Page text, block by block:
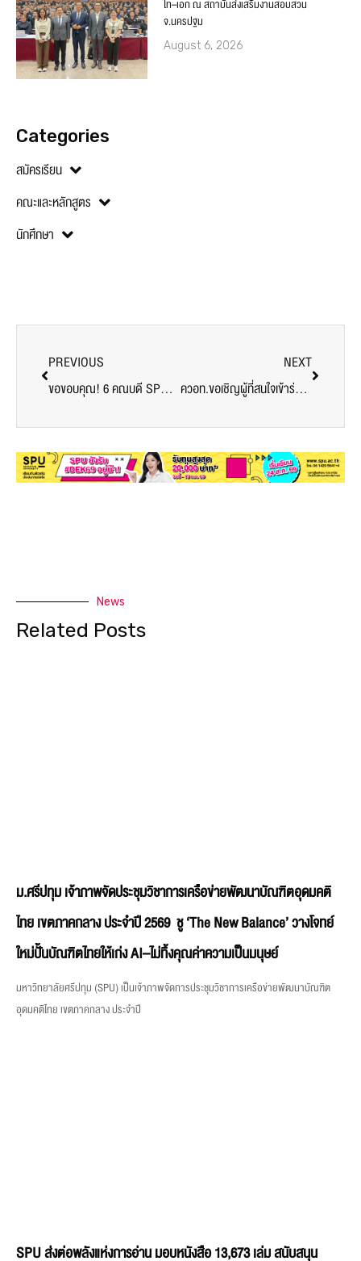
โท–เอก ณ สถาบันส่งเสริมงานสอบสวน
จ.นครปฐม
August 6, 2026
Categories
สมัครเรียน
คณะและหลักสูตร
นักศึกษา
PREVIOUS
ขอขอบคุณ! 6 คณบดี SPU มอบน้ำส้มคั้น ส่งกำลังใจบุคลากรทางการแพทย์ อาสาสมัคร ศูนย์ฉีดวัคซีนมหาวิทยาลัยศรีปทุม
NEXT
ควอท.ขอเชิญผู้ที่สนใจเข้าร่วมการอบรมออนไลน์ “การวิจัยจากงานประจำ สำหรับสายสนับสนุนในระบบการศึกษาไทย”
News
Related Posts
ม.ศรีปทุม เจ้าภาพจัดประชุมวิชาการเครือข่ายพัฒนาบัณฑิตอุดมคติ
ไทย เขตภาคกลาง ประจำปี 2569 ชู ‘The New Balance’ วางโจทย์
ใหม่ปั้นบัณฑิตไทยให้เก่ง AI–ไม่ทิ้งคุณค่าความเป็นมนุษย์
มหาวิทยาลัยศรีปทุม (SPU) เป็นเจ้าภาพจัดการประชุมวิชาการเครือข่ายพัฒนาบัณฑิต
อุดมคติไทย เขตภาคกลาง ประจำปี
SPU ส่งต่อพลังแห่งการอ่าน มอบหนังสือ 13,673 เล่ม สนับสนุน